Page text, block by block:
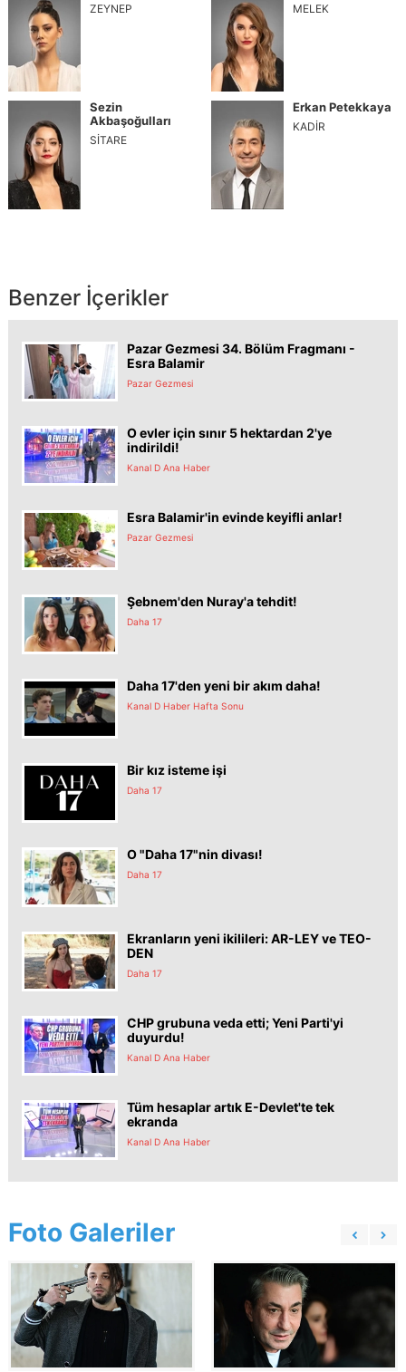
ZEYNEP MELEK
Sezin
Akbaşoğulları
SİTARE
Erkan Petekkaya
KADİR
Benzer İçerikler
Pazar Gezmesi 34. Bölüm Fragmanı -
Esra Balamir
Pazar Gezmesi
O evler için sınır 5 hektardan 2'ye
indirildi!
Kanal D Ana Haber
Esra Balamir'in evinde keyifli anlar!
Pazar Gezmesi
Şebnem'den Nuray'a tehdit!
Daha 17
Daha 17'den yeni bir akım daha!
Kanal D Haber Hafta Sonu
Bir kız isteme işi
Daha 17
O "Daha 17"nin divası!
Daha 17
Ekranların yeni ikilileri: AR-LEY ve TEO-
DEN
Daha 17
CHP grubuna veda etti; Yeni Parti'yi
duyurdu!
Kanal D Ana Haber
Tüm hesaplar artık E-Devlet'te tek
ekranda
Kanal D Ana Haber
Foto Galeriler